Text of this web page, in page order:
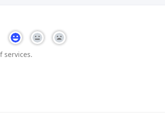
services.